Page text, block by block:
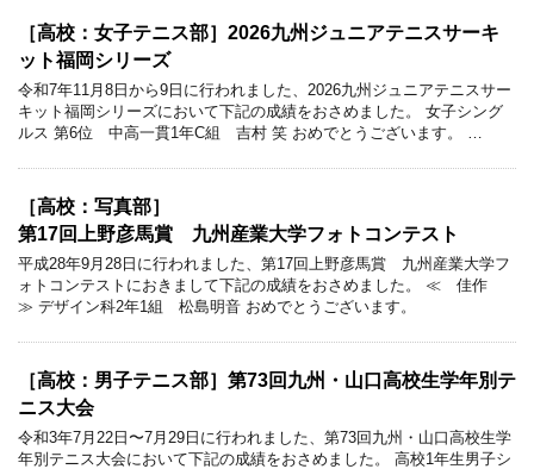
［高校：女子テニス部］2026九州ジュニアテニスサーキ
ット福岡シリーズ
令和7年11月8日から9日に行われました、2026九州ジュニアテニスサー
キット福岡シリーズにおいて下記の成績をおさめました。 女子シング
ルス 第6位 中高一貫1年C組 吉村 笑 おめでとうございます。 …
［高校：写真部］
第17回上野彦馬賞 九州産業大学フォトコンテスト
平成28年9月28日に行われました、第17回上野彦馬賞 九州産業大学フ
ォトコンテストにおきまして下記の成績をおさめました。 ≪ 佳作
≫ デザイン科2年1組 松島明音 おめでとうございます。
［高校：男子テニス部］第73回九州・山口高校生学年別テ
ニス大会
令和3年7月22日〜7月29日に行われました、第73回九州・山口高校生学
年別テニス大会において下記の成績をおさめました。 高校1年生男子シ